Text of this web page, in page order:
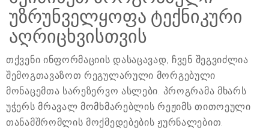
უზრუნველყოფა ტექნიკური
აღრიცხვისთვის
თქვენი ინფორმაციის დასაცავად, ჩვენ შეგვიძლია
შემოგთავაზოთ რეგულარული მორგებული
მონაცემთა სარეზერვო ასლები. პროგრამა მხარს
უჭერს მრავალ მომხმარებლის რეჟიმს თითოეული
თანამშრომლის მოქმედებების ჟურნალებით.